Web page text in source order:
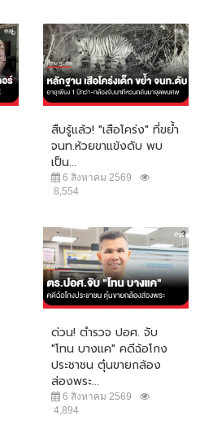
สืบรู้แล้ว! "เสือโคร่ง" ที่ขย้ำ
จนท.ห้วยขาแข้งดับ พบ
เป็น...
6 สิงหาคม 2569
8,554
ด่วน! ตำรวจ ปอศ. จับ
"โทน บางแค" คดีฉ้อโกง
ประชาชน ตุ๋นขายกล้อง
ส่องพระ...
6 สิงหาคม 2569
4,894